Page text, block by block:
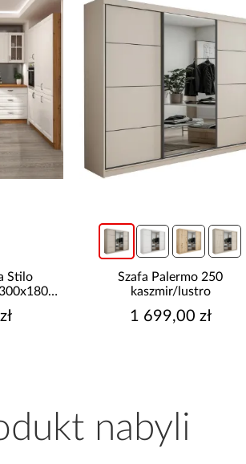
Stilo
Szafa Palermo 250
kaszmir/lustro
1 699,00 zł
nabyli